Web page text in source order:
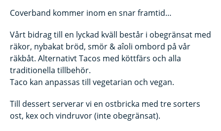
Coverband kommer inom en snar framtid…
Vårt bidrag till en lyckad kväll består i obegränsat med
räkor, nybakat bröd, smör & aîoli ombord på vår
räkbåt. Alternativt Tacos med köttfärs och alla
traditionella tillbehör.
Taco kan anpassas till vegetarian och vegan.
Till dessert serverar vi en ostbricka med tre sorters
ost, kex och vindruvor (inte obegränsat).